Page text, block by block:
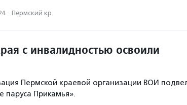
· Пермский кр.
с инвалидностью освоили
Пермской краевой организации ВОИ
паруса Прикамья».